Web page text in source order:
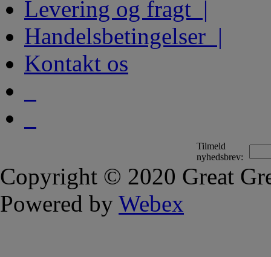
Levering og fragt |
Handelsbetingelser |
Kontakt os
Tilmeld
nyhedsbrev:
Copyright © 2020 Great
Powered by Webex